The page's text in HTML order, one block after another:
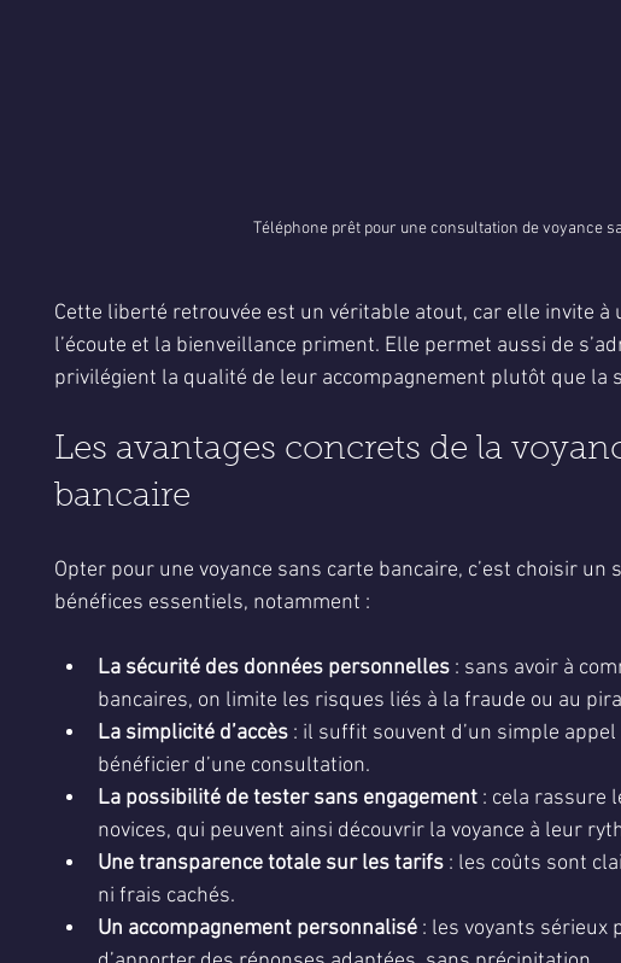
Téléphone prêt pour une consultation de voyance
Cette liberté retrouvée est un véritable atout, car elle invite à
l’écoute et la bienveillance priment. Elle permet aussi de
privilégient la qualité de leur accompagnement plutôt que la
Les avantages concrets de la
bancaire
Opter pour une voyance sans carte bancaire, c’est choisir
bénéfices essentiels, notamment :
La sécurité des données personnelles : sans avoir à
bancaires, on limite les risques liés à la fraude ou au
La simplicité d’accès : il suffit souvent d’un simple
bénéficier d’une consultation.
La possibilité de tester sans engagement : cela rassure
novices, qui peuvent ainsi découvrir la voyance à leur
Une transparence totale sur les tarifs : les coûts sont
ni frais cachés.
Un accompagnement personnalisé : les voyants sérieux